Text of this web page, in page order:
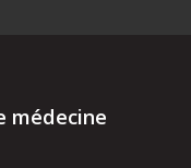
médecine